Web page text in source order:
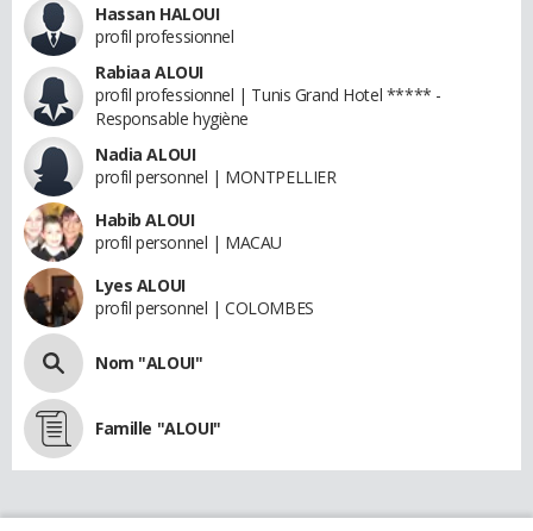
Hassan HALOUI
profil professionnel
Rabiaa ALOUI
profil professionnel | Tunis Grand Hotel ***** -
Responsable hygiène
Nadia ALOUI
profil personnel | MONTPELLIER
Habib ALOUI
profil personnel | MACAU
Lyes ALOUI
profil personnel | COLOMBES
Nom "ALOUI"
Famille "ALOUI"